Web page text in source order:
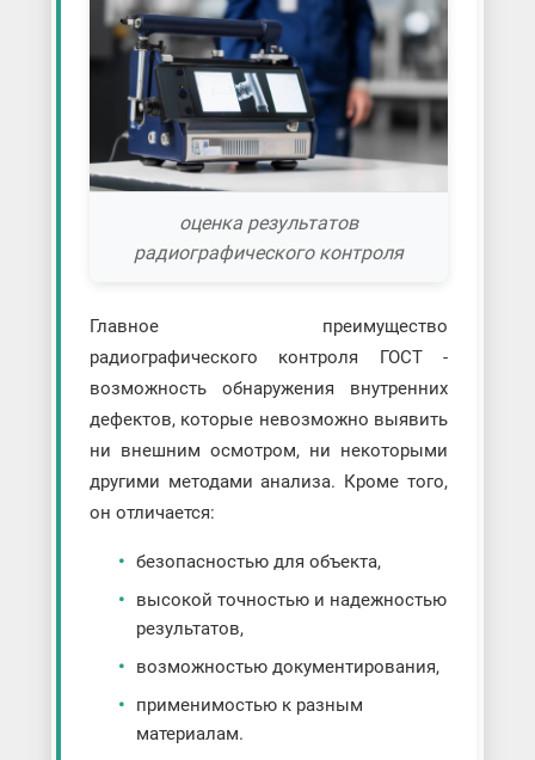
оценка результатов
радиографического контроля
Главное преимущество
радиографического контроля ГОСТ -
возможность обнаружения внутренних
дефектов, которые невозможно выявить
ни внешним осмотром, ни некоторыми
другими методами анализа. Кроме того,
он отличается:
безопасностью для объекта,
высокой точностью и надежностью
результатов,
возможностью документирования,
применимостью к разным
материалам.